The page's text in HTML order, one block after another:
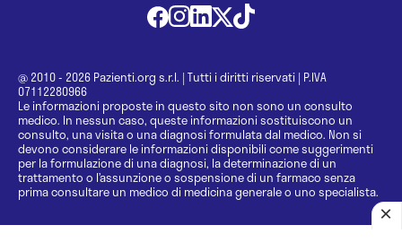
@ 2010 - 2026 Pazienti.org s.r.l. | Tutti i diritti riservati | P.IVA
07112280966
Le informazioni proposte in questo sito non sono un consulto
medico. In nessun caso, queste informazioni sostituiscono un
consulto, una visita o una diagnosi formulata dal medico. Non si
devono considerare le informazioni disponibili come suggerimenti
per la formulazione di una diagnosi, la determinazione di un
trattamento o l’assunzione o sospensione di un farmaco senza
prima consultare un medico di medicina generale o uno specialista.